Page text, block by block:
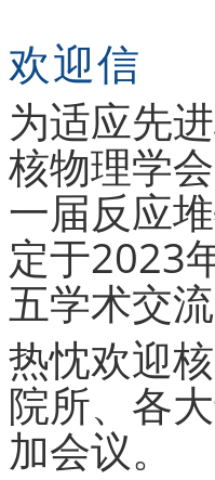
欢迎信
为适应先
核物理学
一届反应
定于2023
五学术交
热忱欢迎
院所、各
加会议。